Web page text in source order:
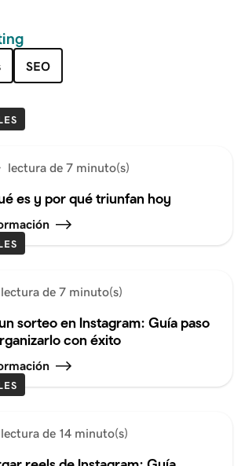
SEO
lectura de 7 minuto(s)
es y por qué triunfan hoy
lectura de 7 minuto(s)
sorteo en Instagram: Guía paso
con éxito
lectura de 14 minuto(s)